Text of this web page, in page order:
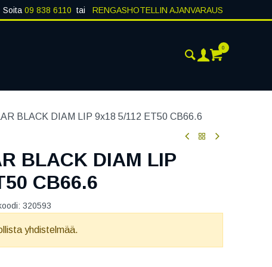
Soita 09 838 6110 tai RENGASHOTELLIN AJANVARAUS
0
BLACK DIAM LIP 9x18 5/112 ET50 CB66.6
BLACK DIAM LIP
CB66.6
320593
yhdistelmää.